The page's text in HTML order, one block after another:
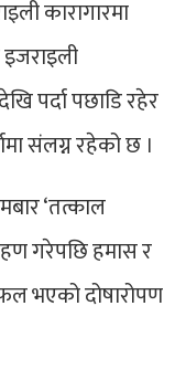
कारागारमा
पर्दा पछाडि रहेर
संलग्न रहेको छ ।
‘तत्काल
गरेपछि हमास र
भएको दोषारोपण